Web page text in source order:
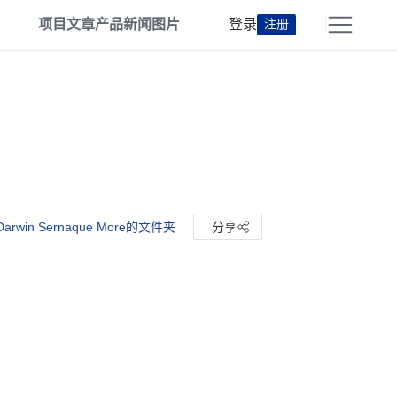
项目文章产品新闻 图片 登录 注册
Sernaque More的文件夹 分享